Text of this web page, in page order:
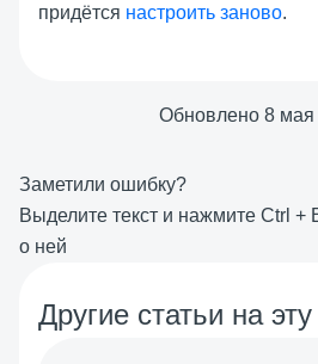
придётся настроить заново.
Обновлено 8 мая
Заметили ошибку?
Выделите текст и нажмите Ctrl +
о ней
Другие статьи на